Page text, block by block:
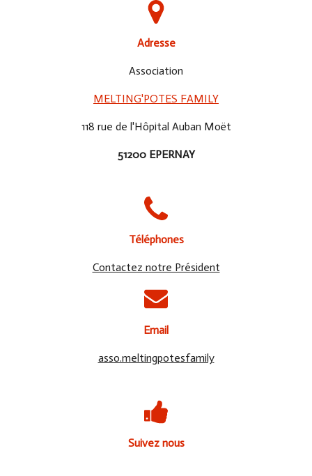
Adresse
Association
MELTING'POTES FAMILY
118 rue de l'Hôpital Auban Moët
51200 EPERNAY
Téléphones
Contactez notre Président
Email
asso.meltingpotesfamily
Suivez nous